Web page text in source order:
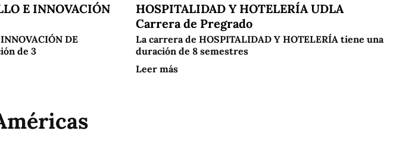
E INNOVACIÓN
DE
de 3
HOSPITALIDAD Y HOTELERÍA UDLA
Carrera de Pregrado
La carrera de HOSPITALIDAD Y HOTELERÍA tiene una
duración de 8 semestres
Leer más